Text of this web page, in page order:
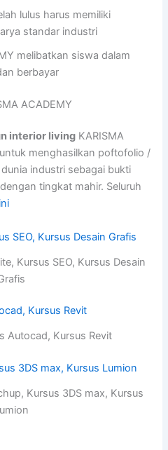
lulus harus memiliki
standar industri
melibatkan siswa dalam
berbayar
ACADEMY
interior living KARISMA
menghasilkan poftofolio /
industri sebagai bukti
tingkat mahir. Seluruh
Kursus SEO, Kursus Desain
Autocad, Kursus Revit
Kursus 3DS max, Kursus